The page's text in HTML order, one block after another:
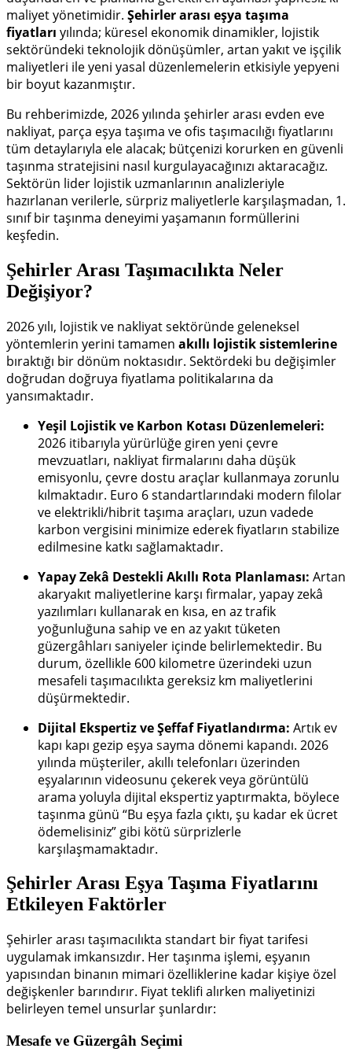
maliyet yönetimidir. Şehirler arası eşya taşıma
fiyatları yılında; küresel ekonomik dinamikler, lojistik
sektöründeki teknolojik dönüşümler, artan yakıt ve işçilik
maliyetleri ile yeni yasal düzenlemelerin etkisiyle yepyeni
bir boyut kazanmıştır.
Bu rehberimizde, 2026 yılında şehirler arası evden eve
nakliyat, parça eşya taşıma ve ofis taşımacılığı fiyatlarını
tüm detaylarıyla ele alacak; bütçenizi korurken en güvenli
taşınma stratejisini nasıl kurgulayacağınızı aktaracağız.
Sektörün lider lojistik uzmanlarının analizleriyle
hazırlanan verilerle, sürpriz maliyetlerle karşılaşmadan, 1.
sınıf bir taşınma deneyimi yaşamanın formüllerini
keşfedin.
Şehirler Arası Taşımacılıkta Neler
Değişiyor?
2026 yılı, lojistik ve nakliyat sektöründe geleneksel
yöntemlerin yerini tamamen akıllı lojistik sistemlerine
bıraktığı bir dönüm noktasıdır. Sektördeki bu değişimler
doğrudan doğruya fiyatlama politikalarına da
yansımaktadır.
Yeşil Lojistik ve Karbon Kotası Düzenlemeleri:
2026 itibarıyla yürürlüğe giren yeni çevre
mevzuatları, nakliyat firmalarını daha düşük
emisyonlu, çevre dostu araçlar kullanmaya zorunlu
kılmaktadır. Euro 6 standartlarındaki modern filolar
ve elektrikli/hibrit taşıma araçları, uzun vadede
karbon vergisini minimize ederek fiyatların stabilize
edilmesine katkı sağlamaktadır.
Yapay Zekâ Destekli Akıllı Rota Planlaması: Artan
akaryakıt maliyetlerine karşı firmalar, yapay zekâ
yazılımları kullanarak en kısa, en az trafik
yoğunluğuna sahip ve en az yakıt tüketen
güzergâhları saniyeler içinde belirlemektedir. Bu
durum, özellikle 600 kilometre üzerindeki uzun
mesafeli taşımacılıkta gereksiz km maliyetlerini
düşürmektedir.
Dijital Ekspertiz ve Şeffaf Fiyatlandırma: Artık ev
kapı kapı gezip eşya sayma dönemi kapandı. 2026
yılında müşteriler, akıllı telefonları üzerinden
eşyalarının videosunu çekerek veya görüntülü
arama yoluyla dijital ekspertiz yaptırmakta, böylece
taşınma günü “Bu eşya fazla çıktı, şu kadar ek ücret
ödemelisiniz” gibi kötü sürprizlerle
karşılaşmamaktadır.
Şehirler Arası Eşya Taşıma Fiyatlarını
Etkileyen Faktörler
Şehirler arası taşımacılıkta standart bir fiyat tarifesi
uygulamak imkansızdır. Her taşınma işlemi, eşyanın
yapısından binanın mimari özelliklerine kadar kişiye özel
değişkenler barındırır. Fiyat teklifi alırken maliyetinizi
belirleyen temel unsurlar şunlardır:
Mesafe ve Güzergâh Seçimi